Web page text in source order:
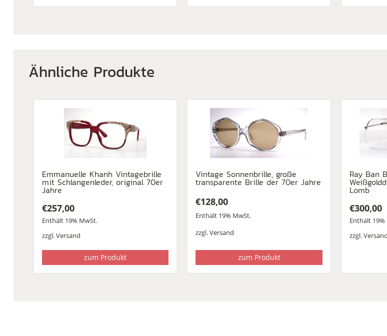
Ähnliche Produkte
Emmanuelle Khanh Vintagebrille
mit Schlangenleder, original 70er
Jahre
€257,00
Enthält 19% MwSt.
zzgl.Versand
zum Produkt
Vintage Sonnenbrille, große
transparente Brille der 70er Jahre
€128,00
Enthält 19% MwSt.
zzgl.Versand
zum Produkt
Ray Ban
Lomb
€300,00
Enthält 19%
zzgl.Versand